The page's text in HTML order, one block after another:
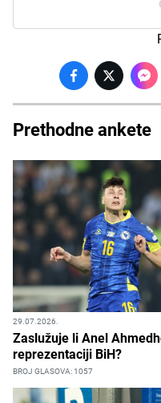
Prethodne ankete
29.07.2026.
Zaslužuje li Anel
reprezentaciji BiH?
BROJ GLASOVA: 1057